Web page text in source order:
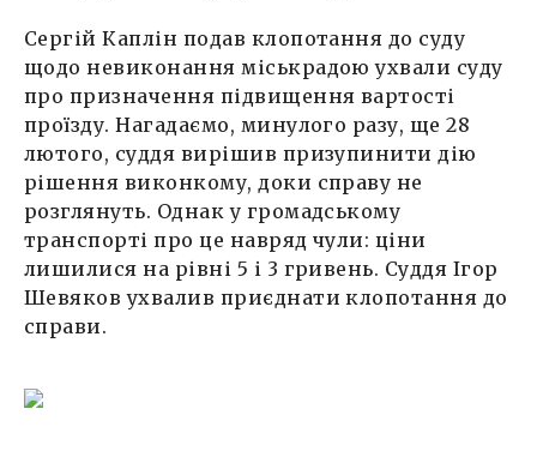
Сергій Каплін подав клопотання до суду
щодо невиконання міськрадою ухвали суду
про призначення підвищення вартості
проїзду. Нагадаємо, минулого разу, ще 28
лютого, суддя вирішив призупинити дію
рішення виконкому, доки справу не
розглянуть. Однак у громадському
транспорті про це навряд чули: ціни
лишилися на рівні 5 і 3 гривень. Суддя Ігор
Шевяков ухвалив приєднати клопотання до
справи.